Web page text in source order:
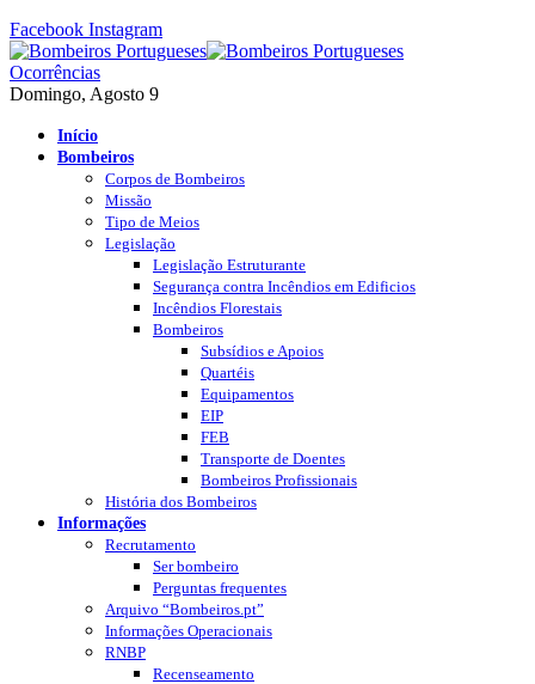
Facebook Instagram
Ocorrências
Domingo, Agosto 9
Início
Bombeiros
Corpos de Bombeiros
Missão
Tipo de Meios
Legislação
Legislação Estruturante
Segurança contra Incêndios em Edificios
Incêndios Florestais
Bombeiros
Subsídios e Apoios
Quartéis
Equipamentos
EIP
FEB
Transporte de Doentes
Bombeiros Profissionais
História dos Bombeiros
Informações
Recrutamento
Ser bombeiro
Perguntas frequentes
Arquivo “Bombeiros.pt”
Informações Operacionais
RNBP
Recenseamento